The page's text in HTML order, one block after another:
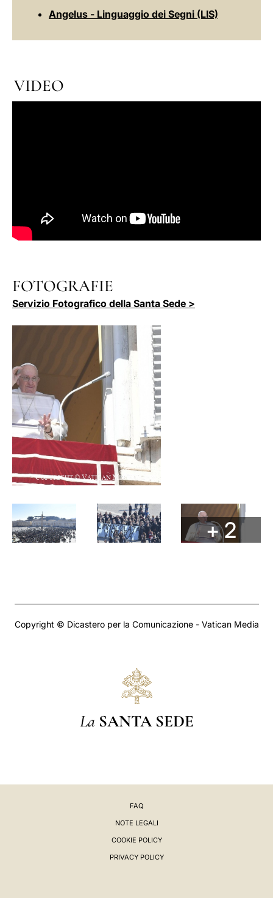
Angelus - Linguaggio dei Segni (LIS)
VIDEO
FOTOGRAFIE
Servizio Fotografico della Santa Sede >
+ 2
Copyright © Dicastero per la Comunicazione - Vatican Media
La SANTA SEDE
FAQ
NOTE LEGALI
COOKIE POLICY
PRIVACY POLICY